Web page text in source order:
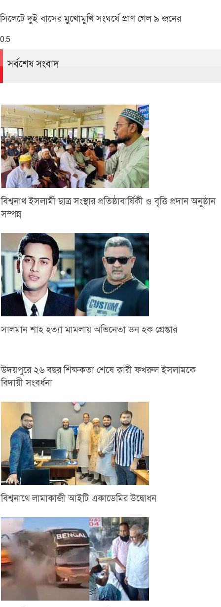
সিলেটে দুই বাসের মুখোমুখি সংঘর্ষে প্রাণ গেল ৯ জনের
সর্বশেষ সংবাদ
বিশ্বনাথ ইসলামী ছাত্র সংস্থার প্রতিষ্ঠাবার্ষিকী ও বৃত্তি প্রদান অনুষ্ঠান
সম্পন্ন
সালমান শাহ হত্যা মামলায় অভিনেতা ডন হক গ্রেপ্তার
উদয়পুরে ২৬ বছর শিক্ষকতা শেষে ক্বারী ফখরুল ইসলামকে
বিদায়ী সংবর্ধনা
বিশ্বনাথে লামাকাজী আইটি একাডেমির উদ্বোধন